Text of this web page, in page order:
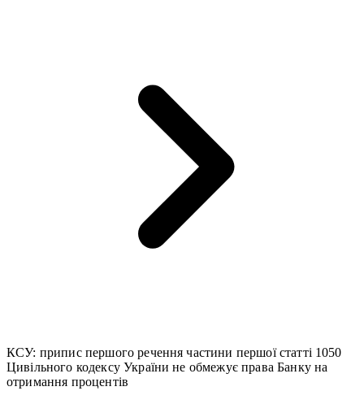
КСУ: припис першого речення частини першої статті 1050
Цивільного кодексу України не обмежує права Банку на
отримання процентів